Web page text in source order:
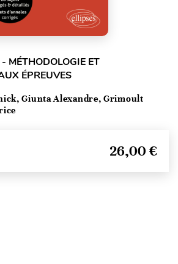
MÉTHODOLOGIE ET
ÉPREUVES
Giunta Alexandre, Grimoult
26,00 €